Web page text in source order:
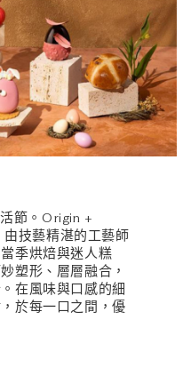
節。Origin +
技藝精湛的工藝師
季烘焙與迷人糕
塑形、層層融合，
在風味與口感的細
於每一口之間，優